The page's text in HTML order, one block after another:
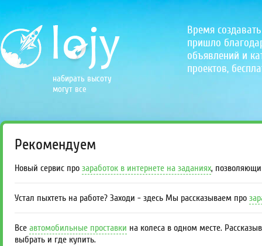
набирать высоту
могут все
Время
пришло
объявлений и
проектов,
Рекомендуем
Новый сервис про заработок в интернете на заданиях,
Устал пыхтеть на работе? Заходи - здесь Мы рассказываем про
Все автомобильные проставки на колеса в одном месте.
выбрать и где купить.